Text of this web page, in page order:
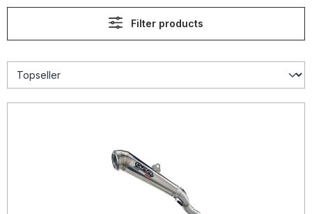
Filter products